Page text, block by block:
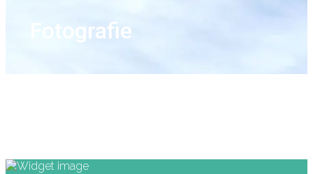
Fotografie